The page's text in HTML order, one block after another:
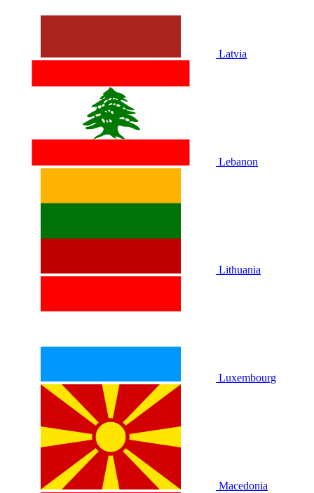
Latvia
Lebanon
Lithuania
Luxembourg
Macedonia